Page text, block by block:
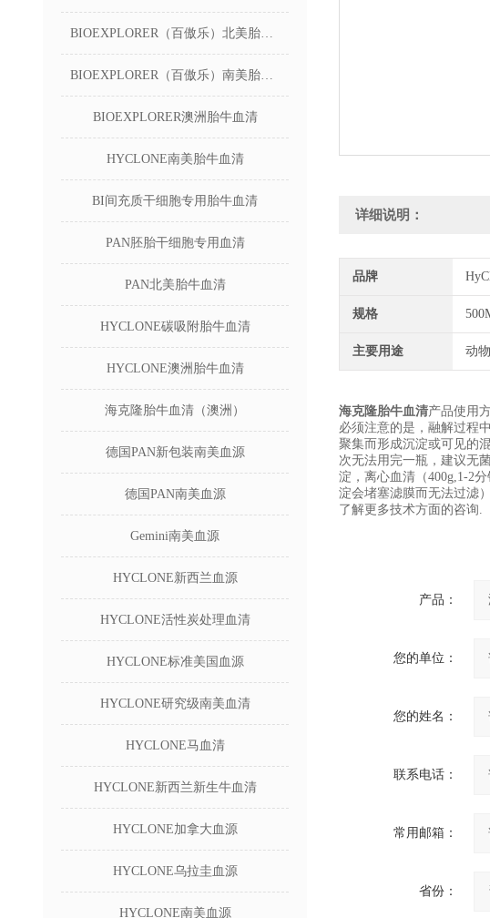
BIOEXPLORER（百傲乐）北美胎牛血清
BIOEXPLORER（百傲乐）南美胎牛血清
BIOEXPLORER澳洲胎牛血清
HYCLONE南美胎牛血清
BI间充质干细胞专用胎牛血清
PAN胚胎干细胞专用血清
PAN北美胎牛血清
HYCLONE碳吸附胎牛血清
HYCLONE澳洲胎牛血清
海克隆胎牛血清（澳洲）
德国PAN新包装南美血源
德国PAN南美血源
Gemini南美血源
HYCLONE新西兰血源
HYCLONE活性炭处理血清
HYCLONE标准美国血源
HYCLONE研究级南美血清
HYCLONE马血清
HYCLONE新西兰新生牛血清
HYCLONE加拿大血源
HYCLONE乌拉圭血源
HYCLONE南美血源
详细说明：
品牌
规格
主要用途 动
海克隆胎牛血清产品使用
必须注意的是，融解过程
聚集而形成沉淀或可见的
次无法用完一瓶，建议无
淀，离心血清（400g,1-2
淀会堵塞滤膜而无法过滤
了解更多技术方面的咨询.
产品：
您的单位：
您的姓名：
联系电话：
常用邮箱：
省份：